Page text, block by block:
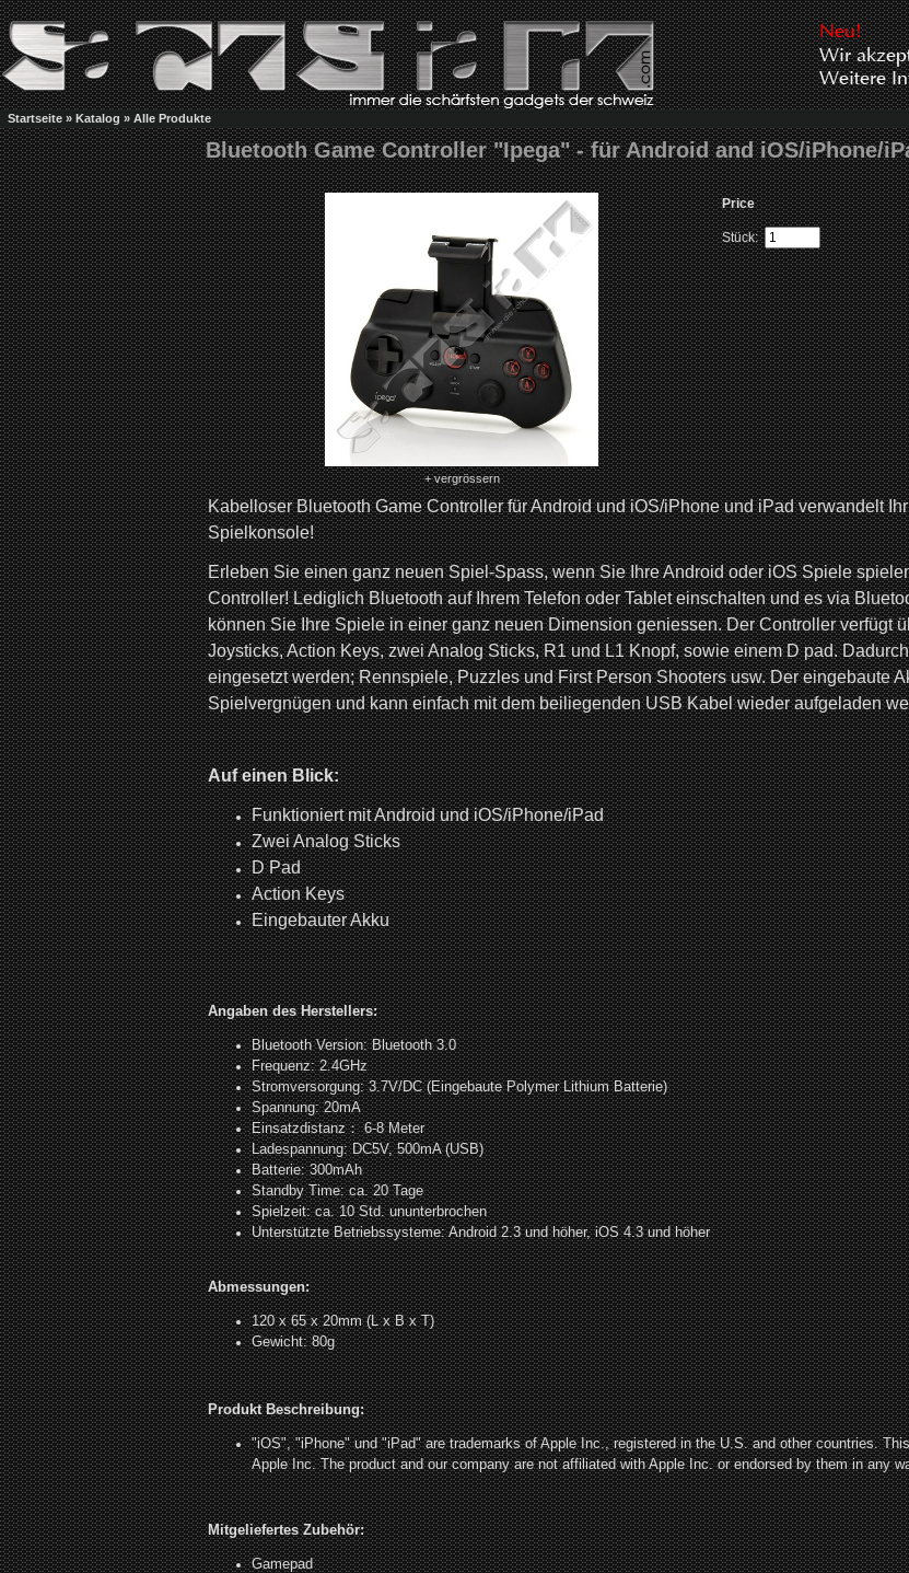
Startseite » Katalog » Alle Produkte
Bluetooth Game Controller "Ipega" - für Android and iOS/iPhone/
+ vergrössern
Price
Stück:
Kabelloser Bluetooth Game Controller für Android und iOS/iPhone und iPad verwandelt
Spielkonsole!
Erleben Sie einen ganz neuen Spiel-Spass, wenn Sie Ihre Android oder iOS Spiele
Controller! Lediglich Bluetooth auf Ihrem Telefon oder Tablet einschalten und es via
können Sie Ihre Spiele in einer ganz neuen Dimension geniessen. Der Controller verfügt
Joysticks, Action Keys, zwei Analog Sticks, R1 und L1 Knopf, sowie einem D pad.
eingesetzt werden; Rennspiele, Puzzles und First Person Shooters usw. Der eingebaute
Spielvergnügen und kann einfach mit dem beiliegenden USB Kabel wieder aufgeladen
Auf einen Blick:
Funktioniert mit Android und iOS/iPhone/iPad
Zwei Analog Sticks
D Pad
Action Keys
Eingebauter Akku
Angaben des Herstellers:
Bluetooth Version: Bluetooth 3.0
Frequenz: 2.4GHz
Stromversorgung: 3.7V/DC (Eingebaute Polymer Lithium Batterie)
Spannung: 20mA
Einsatzdistanz： 6-8 Meter
Ladespannung: DC5V, 500mA (USB)
Batterie: 300mAh
Standby Time: ca. 20 Tage
Spielzeit: ca. 10 Std. ununterbrochen
Unterstützte Betriebssysteme: Android 2.3 und höher, iOS 4.3und höher
Abmessungen:
120 x 65 x 20mm (L x B x T)
Gewicht: 80g
Produkt Beschreibung:
"iOS", "iPhone" und "iPad" are trademarks of Apple Inc., registered in the U.S. and other countries.
Apple Inc. The product and our company are not affiliated with Apple Inc. or endorsed by them in any
Mitgeliefertes Zubehör:
Gamepad